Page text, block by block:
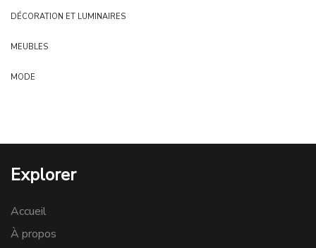
DÉCORATION ET LUMINAIRES
MEUBLES
MODE
Explorer
Accueil
À propos